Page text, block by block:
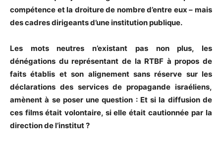
compétence et la droiture de nombre d’entre eux – mais
des cadres dirigeants d’une institution publique.
Les mots neutres n’existant pas non plus, les
dénégations du représentant de la RTBF à propos de
faits établis et son alignement sans réserve sur les
déclarations des services de propagande israéliens,
amènent à se poser une question : Et si la diffusion de
ces films était volontaire, si elle était cautionnée par la
direction de l’institut ?